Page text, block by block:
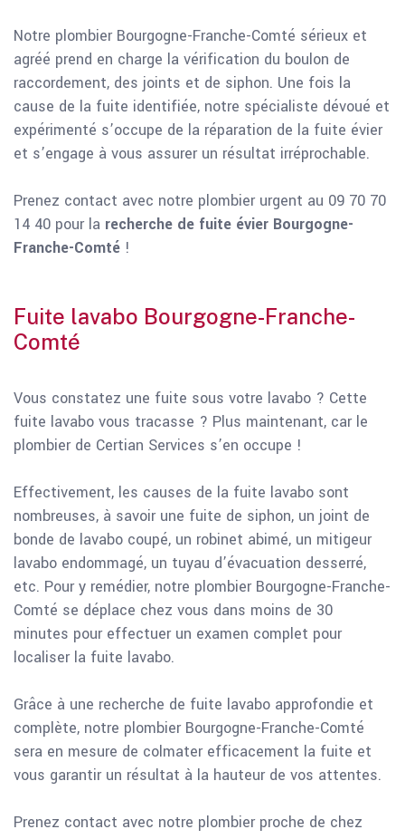
Notre plombier Bourgogne-Franche-Comté sérieux et
agréé prend en charge la vérification du boulon de
raccordement, des joints et de siphon. Une fois la
cause de la fuite identifiée, notre spécialiste dévoué et
expérimenté s’occupe de la réparation de la fuite évier
et s’engage à vous assurer un résultat irréprochable.
Prenez contact avec notre plombier urgent au 09 70 70
14 40 pour la recherche de fuite évier Bourgogne-
Franche-Comté !
Fuite lavabo Bourgogne-Franche-
Comté
Vous constatez une fuite sous votre lavabo ? Cette
fuite lavabo vous tracasse ? Plus maintenant, car le
plombier de Certian Services s’en occupe !
Effectivement, les causes de la fuite lavabo sont
nombreuses, à savoir une fuite de siphon, un joint de
bonde de lavabo coupé, un robinet abimé, un mitigeur
lavabo endommagé, un tuyau d’évacuation desserré,
etc. Pour y remédier, notre plombier Bourgogne-Franche-
Comté se déplace chez vous dans moins de 30
minutes pour effectuer un examen complet pour
localiser la fuite lavabo.
Grâce à une recherche de fuite lavabo approfondie et
complète, notre plombier Bourgogne-Franche-Comté
sera en mesure de colmater efficacement la fuite et
vous garantir un résultat à la hauteur de vos attentes.
Prenez contact avec notre plombier proche de chez